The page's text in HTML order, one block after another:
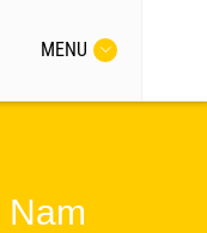
MENU
Nam